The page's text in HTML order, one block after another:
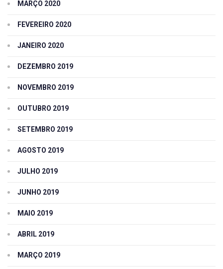
MARÇO 2020
FEVEREIRO 2020
JANEIRO 2020
DEZEMBRO 2019
NOVEMBRO 2019
OUTUBRO 2019
SETEMBRO 2019
AGOSTO 2019
JULHO 2019
JUNHO 2019
MAIO 2019
ABRIL 2019
MARÇO 2019